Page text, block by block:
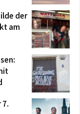
der
am